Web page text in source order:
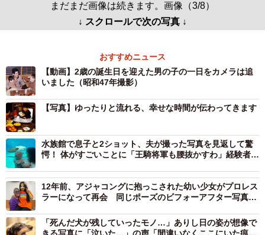
まだまだ画像は続きます。画像（3/8）
↓ スクロールで次の写真 ↓
おすすめニュース
【動画】2歳の誕生日を迎えた男の子の一日をカメラは追
いました（昭和47年撮影）
【写真】ゆったりと流れる、幸せな時間が伝わってきます
水族館で息子と2ショット、夫が撮った写真を見返して驚
愕！ 体がすごいことに「王騎将軍も腰抜かすわ」経験者が
12年前、アジャコングに抱っこされた幼い少女がプロレス
ラーになって再会 同じポーズのビフォーアフター写真が
「死んだ犬が残していったモノ…」ありし日の姿が想像で